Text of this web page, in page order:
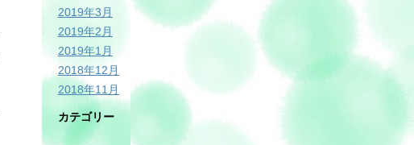
2019年3月
2019年2月
2019年1月
2018年12月
2018年11月
カテゴリー